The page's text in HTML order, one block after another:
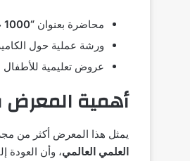
محاضرة بعنوان “1000 عام ضائعة من العلم والحضارة”
ورشة عملية حول
عروض تعليمية
أهمية المعرض
يمثل هذا المعرض أكثر من
العلمي العالمي، وأن العودة